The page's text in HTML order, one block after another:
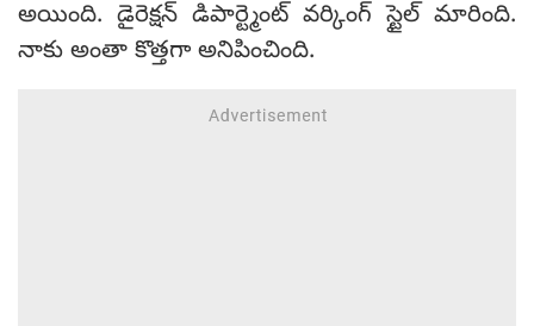
అయింది. డైరెక్షన్ డిపార్ట్మెంట్ వర్కింగ్ స్టైల్ మారింది.
నాకు అంతా కొత్తగా అనిపించింది.